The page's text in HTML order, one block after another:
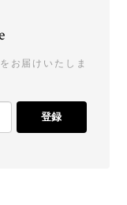
お届けいたしま
登録